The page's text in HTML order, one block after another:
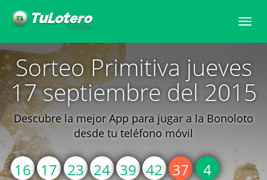
Toggle
Sorteo Primitiva jueves
17 septiembre del 2015
Descubre la mejor App para jugar a la Bonoloto
desde tu teléfono móvil
16 17 23 24 39 42 37 4